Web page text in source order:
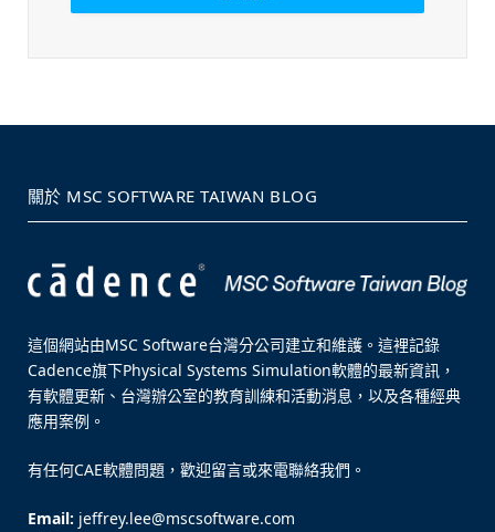
關於 MSC SOFTWARE TAIWAN BLOG
這個網站由MSC Software台灣分公司建立和維護。這裡記錄
Cadence旗下Physical Systems Simulation軟體的最新資訊，
有軟體更新、台灣辦公室的教育訓練和活動消息，以及各種經典
應用案例。
有任何CAE軟體問題，歡迎留言或來電聯絡我們。
Email: jeffrey.lee@mscsoftware.com